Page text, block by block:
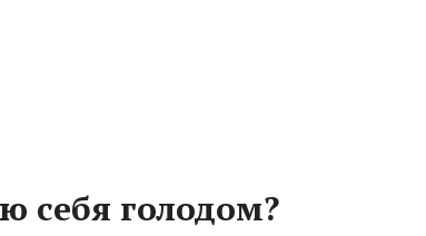
себя голодом?